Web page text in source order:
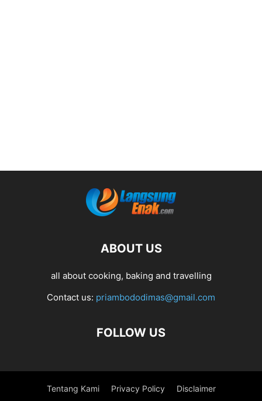
ABOUT US
all about cooking, baking and travelling
Contact us: priambododimas@gmail.com
FOLLOW US
Tentang Kami Privacy Policy Disclaimer